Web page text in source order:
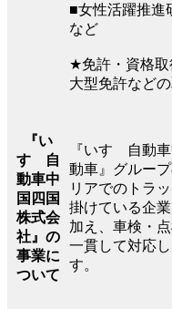
■女性活躍推進
など
★免許・資格取
大型免許など
『い
すゞ自
動車中
国四国
株式会
社』の
事業に
ついて
『いすゞ自動
動車』グルー
リアでのトラ
掛けている企
加え、車検・
一貫して対応
す。